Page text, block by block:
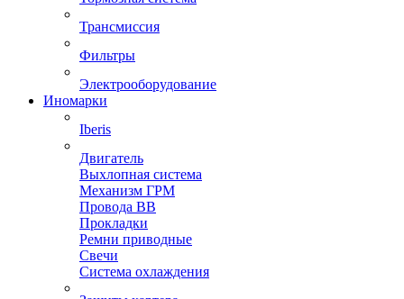
Трансмиссия
Фильтры
Электрооборудование
Иномарки
Iberis
Двигатель
Выхлопная система
Механизм ГРМ
Провода ВВ
Прокладки
Ремни приводные
Свечи
Система охлаждения